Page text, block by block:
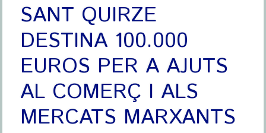
SANT QUIRZE
DESTINA 100.000
EUROS PER A AJUTS
AL COMERÇ I ALS
MERCATS MARXANTS